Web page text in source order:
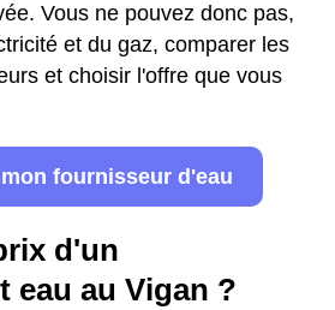
Vous ne pouvez donc pas,
et du gaz, comparer les
et choisir l'offre que vous
fournisseur d'eau
d'un
eau au Vigan ?